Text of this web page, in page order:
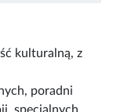
kulturalną, z
poradni
specjalnych